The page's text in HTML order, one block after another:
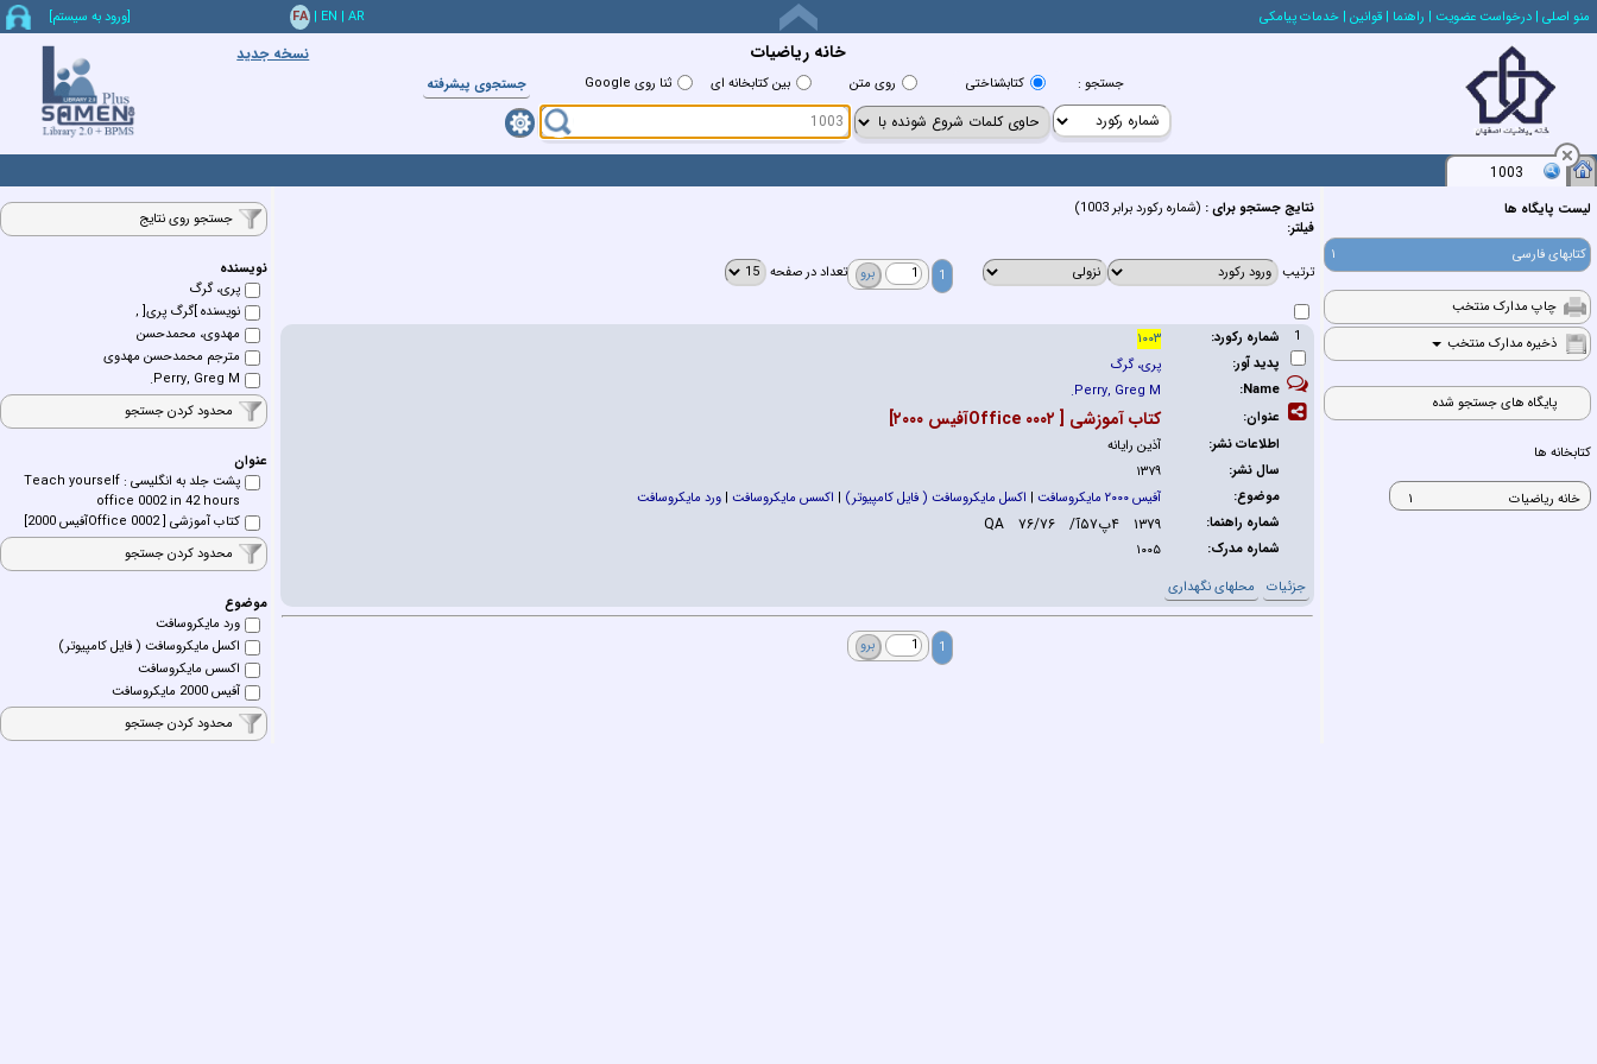
منو اصلي | درخواست عضويت | راهنما | قوانين | خدمات پيامكي FA | EN | AR [ورود به سيستم]
خانه رياضيات نسخه جدید
جستجو : کتابشناختي روي متن بين کتابخانه اي ثنا روی Google جستجوي پيشرفته
1003